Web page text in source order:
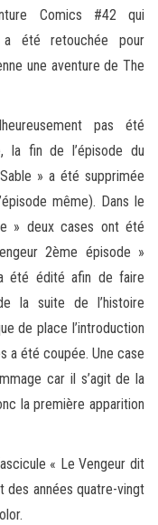
Comics #42 qui
a été retouchée pour
une aventure de The
pas été
la fin de l’épisode du
» a été supprimée
même). Dans le
» deux cases ont été
2ème épisode »
été édité afin de faire
la suite de l’histoire
de place l’introduction
a été coupée. Une case
car il s’agit de la
la première apparition
« Le Vengeur dit
des années quatre-vingt